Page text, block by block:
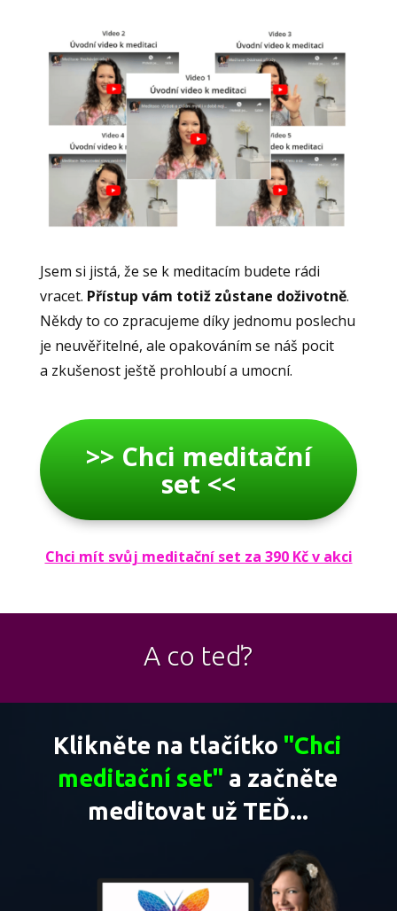
Jsem si jistá, že se k meditacím budete rádi
vracet. Přístup vám totiž zůstane doživotně.
Někdy to co zpracujeme díky jednomu poslechu
je neuvěřitelné, ale opakováním se náš pocit
a zkušenost ještě prohloubí a umocní.
>> Chci meditační
set <<
Chci mít svůj meditační set za 390 Kč v akci
A co teď?
Klikněte na tlačítko "Chci
meditační set" a začněte
meditovat už TEĎ...